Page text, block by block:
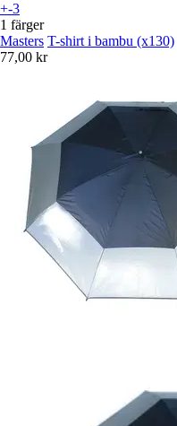
+-3
1 färger
Masters T-shirt i bambu (x130)
77,00 kr